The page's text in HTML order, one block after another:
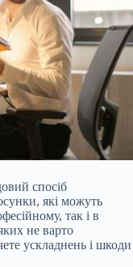
спосіб
які можуть
так і в
не варто
ускладнень і шкоди